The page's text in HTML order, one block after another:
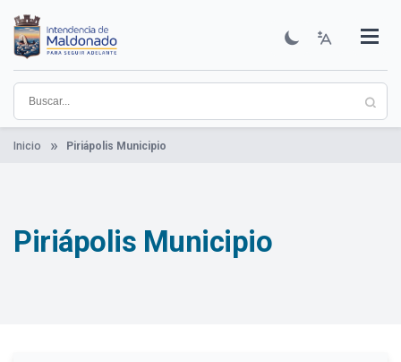
contenido
principal
Institucional
Municipios
Descubre Maldonado
Comunicación
Servicios
Guía De Trámites
Ver Noticias
Inicio Piriápolis Municipio
Piriápolis Municipio